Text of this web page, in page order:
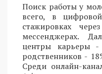
Поиск работы у
всего, в
стажировках
мессенджерах.
центры карьеры
родственников -
Среди онлайн-